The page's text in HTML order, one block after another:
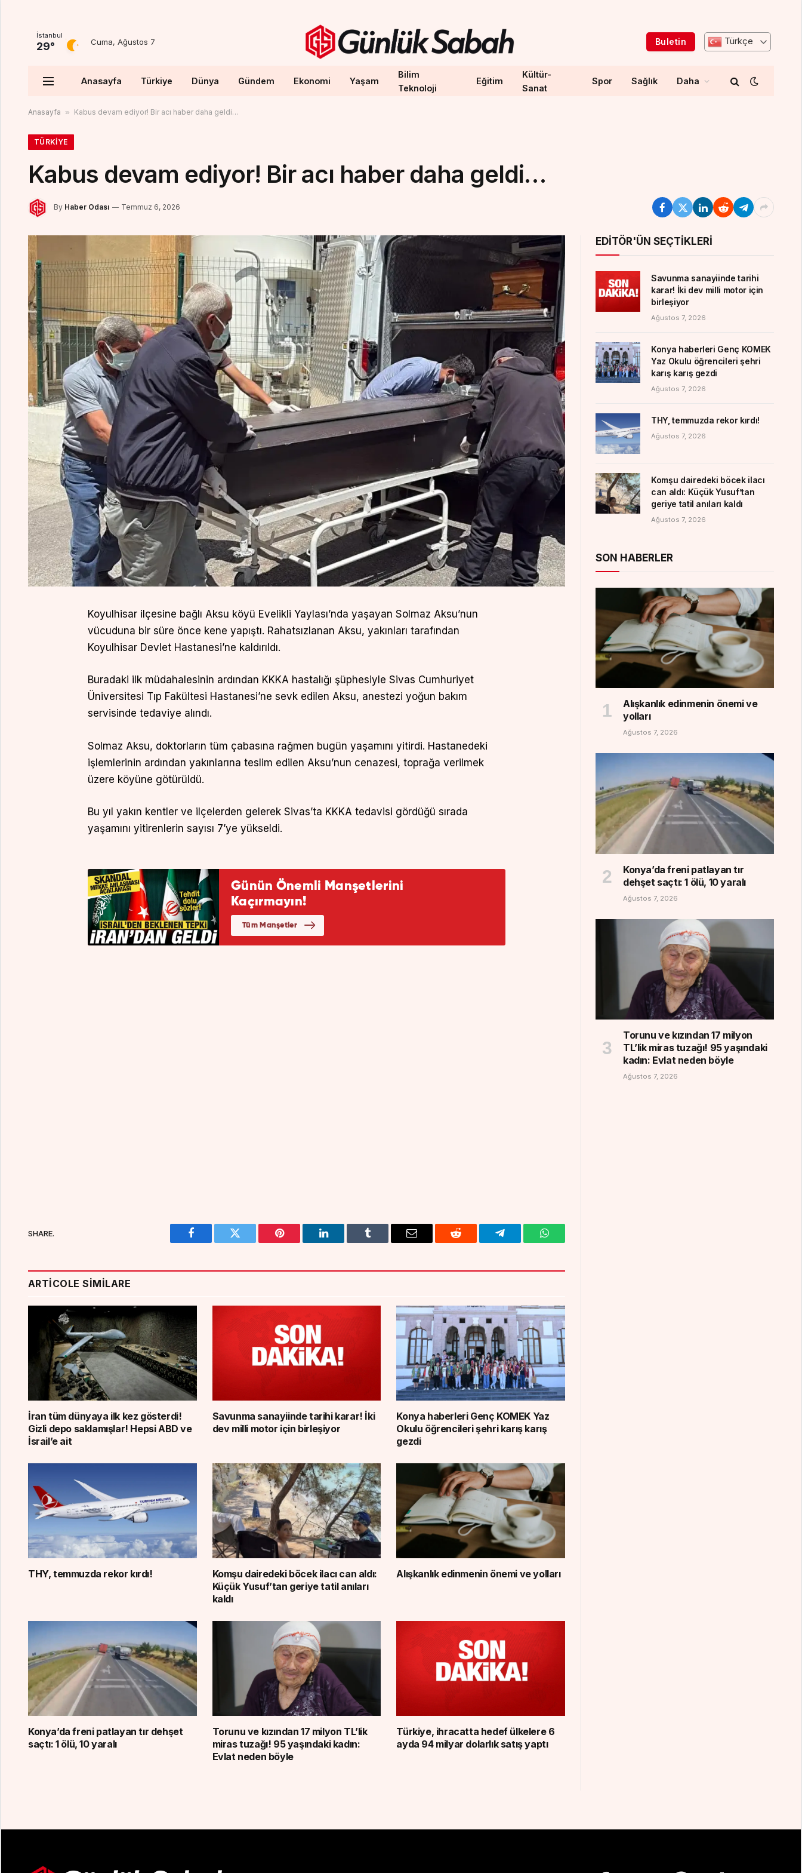
İstanbul
29° Cuma, Ağustos 7 Buletin Türkçe
Anasayfa Türkiye Dünya Gündem Ekonomi Yaşam
Bilim
Teknoloji
Eğitim
Kültür-
Sanat
Spor Sağlık Daha
Anasayfa » Kabus devam ediyor! Bir acı haber daha geldi…
TÜRKIYE
Kabus devam ediyor! Bir acı haber daha geldi…
By Haber Odası Temmuz 6, 2026
Koyulhisar ilçesine bağlı Aksu köyü Evelikli Yaylası’nda yaşayan Solmaz Aksu’nun
vücuduna bir süre önce kene yapıştı. Rahatsızlanan Aksu, yakınları tarafından
Koyulhisar Devlet Hastanesi’ne kaldırıldı.
Buradaki ilk müdahalesinin ardından KKKA hastalığı şüphesiyle Sivas Cumhuriyet
Üniversitesi Tıp Fakültesi Hastanesi’ne sevk edilen Aksu, anestezi yoğun bakım
servisinde tedaviye alındı.
Solmaz Aksu, doktorların tüm çabasına rağmen bugün yaşamını yitirdi. Hastanedeki
işlemlerinin ardından yakınlarına teslim edilen Aksu’nun cenazesi, toprağa verilmek
üzere köyüne götürüldü.
Bu yıl yakın kentler ve ilçelerden gelerek Sivas’ta KKKA tedavisi gördüğü sırada
yaşamını yitirenlerin sayısı 7’ye yükseldi.
SHARE.
Facebook Twitter Pinterest LinkedIn Tumblr Email Reddit Telegram WhatsApp
ARTICOLE SIMILARE
İran tüm dünyaya ilk kez gösterdi!
Gizli depo saklamışlar! Hepsi ABD ve
İsrail’e ait
Savunma sanayiinde tarihi karar! İki
dev milli motor için birleşiyor
Konya haberleri Genç KOMEK Yaz
Okulu öğrencileri şehri karış karış
gezdi
THY, temmuzda rekor kırdı!
Komşu dairedeki böcek ilacı can aldı:
Küçük Yusuf’tan geriye tatil anıları
kaldı
Alışkanlık edinmenin önemi ve yolları
Konya’da freni patlayan tır dehşet
saçtı: 1 ölü, 10 yaralı
Torunu ve kızından 17 milyon TL’lik
miras tuzağı! 95 yaşındaki kadın:
Evlat neden böyle
Türkiye, ihracatta hedef ülkelere 6
ayda 94 milyar dolarlık satış yaptı
EDITÖR'ÜN SEÇTIKLERI
Savunma sanayiinde tarihi
karar! İki dev milli motor için
birleşiyor
Ağustos 7, 2026
Konya haberleri Genç KOMEK
Yaz Okulu öğrencileri şehri
karış karış gezdi
Ağustos 7, 2026
THY, temmuzda rekor kırdı!
Ağustos 7, 2026
Komşu dairedeki böcek ilacı
can aldı: Küçük Yusuf’tan
geriye tatil anıları kaldı
Ağustos 7, 2026
SON HABERLER
Alışkanlık edinmenin önemi ve
yolları
Ağustos 7, 2026
Konya’da freni patlayan tır
dehşet saçtı: 1 ölü, 10 yaralı
Ağustos 7, 2026
Torunu ve kızından 17 milyon
TL’lik miras tuzağı! 95 yaşındaki
kadın: Evlat neden böyle
Ağustos 7, 2026